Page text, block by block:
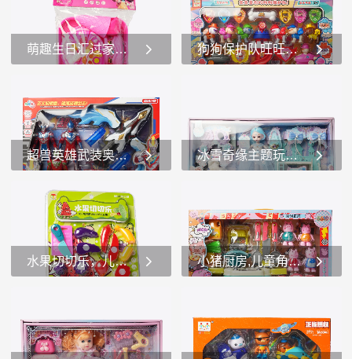
具类型和主题 -这是一款变
形玩具，属于五合体变形系
列。主题是“星际战神”，包
装上展示了一个由五个不同
“陆战战神”。1.玩具类型和主
题 -这是一款变形玩具，属
于机甲系列。主题是“陆战战
神”，包装上展示了多种颜色
萌趣生日汇过家家粉色生日派对玩具
的儿童玩具套装，适合3岁及
以上的儿童。1.主题和设
计： -该玩具套装以生日派
对为主题，整体设计充满了
粉色和可爱的元素，非常吸
狗狗保护队旺旺队模型玩具礼盒套装救援队玩具
超兽英雄武装奥特曼声光儿童玩具角色扮演
为主题的玩具套装。1.玩具
套装内容： -角色人偶：套
装中包含多个穿着不同颜色
和造型的超级英雄人偶。这
些人偶有着鲜艳的颜色和精
冰雪奇缘主题玩具儿童创意玩具玩偶女孩玩具
偶：套装的中心是一个穿着
浅蓝色连衣裙的玩偶，裙子
上有闪亮的装饰，给人一种
冰雪般的感觉。玩偶有着蓝
水果切切乐，儿童益智切水果玩具香蕉草莓橙子
这款玩具包含多种颜色鲜艳
的塑料水果模型，如西瓜、
小猪厨房,儿童角色扮演厨房玩具 小猪佩奇
上的儿童。1.主题和设计： -
该玩具套装以可爱的小猪为